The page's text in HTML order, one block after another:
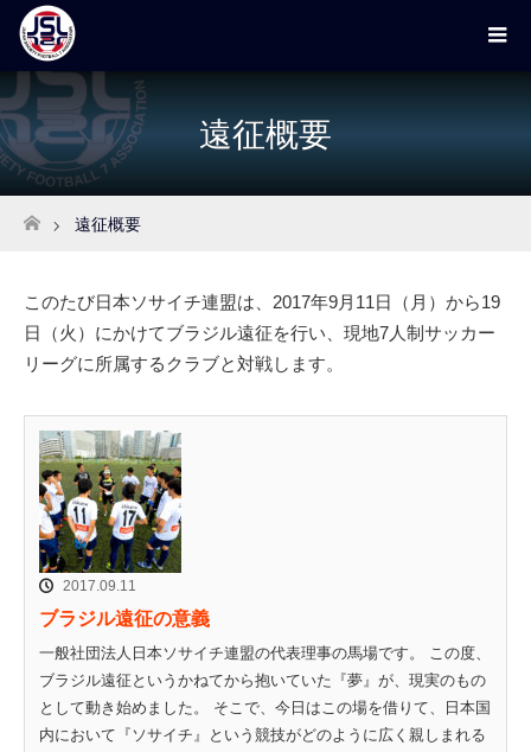
遠征概要
ホーム
遠征概要
このたび日本ソサイチ連盟は、2017年9月11日（月）から19
日（火）にかけてブラジル遠征を行い、現地7人制サッカー
リーグに所属するクラブと対戦します。
2017.09.11
ブラジル遠征の意義
一般社団法人日本ソサイチ連盟の代表理事の馬場です。 この度、
ブラジル遠征というかねてから抱いていた『夢』が、現実のもの
として動き始めました。 そこで、今日はこの場を借りて、日本国
内において『ソサイチ』という競技がどのように広く親しまれる